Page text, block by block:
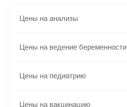
Цены на анализы
Цены на ведение беременности
Цены на педиатрию
Цены на вакцинацию